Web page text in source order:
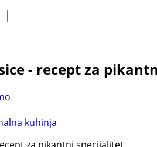
- recept za
kuhinja